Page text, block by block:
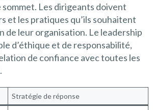
sommet. Les dirigeants doivent
et les pratiques qu’ils souhaitent
de leur organisation. Le leadership
d’éthique et de responsabilité,
de confiance avec toutes les
Stratégie de réponse